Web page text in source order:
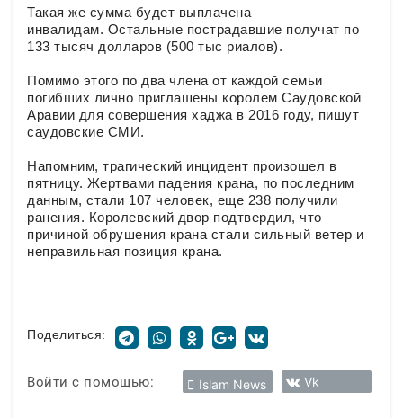
Такая же сумма будет выплачена
инвалидам. Остальные пострадавшие получат по
133 тысяч долларов (500 тыс риалов).
Помимо этого по два члена от каждой семьи
погибших лично приглашены королем Саудовской
Аравии для совершения хаджа в 2016 году, пишут
саудовские СМИ.
Напомним, трагический инцидент произошел в
пятницу. Жертвами падения крана, по последним
данным, стали 107 человек, еще 238 получили
ранения. Королевский двор подтвердил, что
причиной обрушения крана стали сильный ветер и
неправильная позиция крана.
Поделиться:
Войти с помощью: Islam News Vk